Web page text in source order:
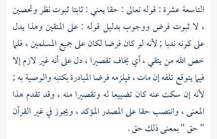
التاسعة عشرة : قوله تعالى : حقا يعني : ثابتا ثبوت نظر وتحصين
، لا ثبوت فرض ووجوب بدليل قوله : على المتقين وهذا يدل
على كونه ندبا ; لأنه لو كان فرضا لكان على جميع المسلمين ، فلما
خص الله من يتقي ، أي يخاف تقصيرا ، دل على أنه غير لازم إلا
فيما يتوقع تلفه إن مات ، فيلزمه فرضا المبادرة بكتبه والوصية به ;
لأنه إن سكت عنه كان تضييعا له وتقصيرا منه ، وقد تقدم هذا
المعنى ، وانتصب حقا على المصدر المؤكد ، ويجوز في غير القرآن
" حق " بمعنى ذلك حق .